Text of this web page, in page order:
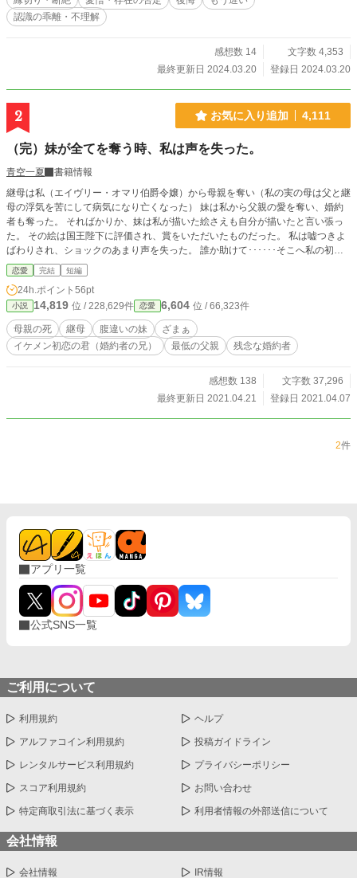
え、わたしは自分の罪深さを自覚しておりますので。このようなわたしが、家を
継ぐなど赦されないことです。常々侯爵様が仰っているではありませんか。『生
たしは自分の罪を償い、母の冥福を祈る為、教会に参ります」 という感じの重
めでダークな話。 設定はふわっと。 人によっては胸くそ。
認識の乖離・不理解
感想数 14
文字数 4,353
最終更新日 2024.03.20
登録日 2024.03.20
2 お気に入り追加 4,111
（完）妹が全てを奪う時、私は声を失った。
青空一夏
書籍情報
継母は私（エイヴリー・オマリ伯爵令嬢）から母親を奪い（私の実の母は父と継
母の浮気を苦にして病気になり亡くなった） 妹は私から父親の愛を奪い、婚約
者も奪った。 そればかりか、妹は私が描いた絵さえも自分が描いたと言い張っ
た。 その絵は国王陛下に評価され、賞をいただいたものだった。 私は嘘つきよ
ばわりされ、ショックのあまり声を失った。 誰か助けて･･････そこへ私の初恋
の人が現れて･･････
恋愛 完結 短編
24h.ポイント 56pt
小説 14,819 位 / 228,629件 恋愛 6,604 位 / 66,323件
母親の死 継母 腹違いの妹
ざまぁ
イケメン初恋の君（婚約者の兄）
最低の父親 残念な婚約者
感想数 138
文字数 37,296
最終更新日 2021.04.21
登録日 2021.04.07
2件
アプリ一覧
公式SNS一覧
ご利用について
利用規約 ヘルプ
アルファコイン利用規約 投稿ガイドライン
レンタルサービス利用規約 プライバシーポリシー
スコア利用規約 お問い合わせ
特定商取引法に基づく表示 利用者情報の外部送信について
会社情報
会社情報 IR情報